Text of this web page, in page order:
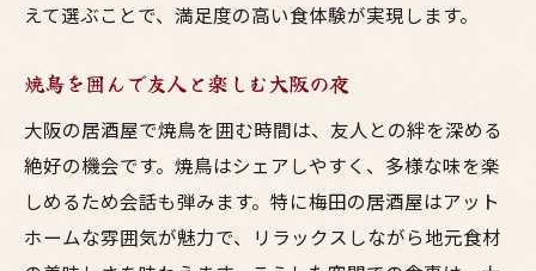
えて選ぶことで、満足度の高い食体験が実現します。
焼鳥を囲んで友人と楽しむ大阪の夜
大阪の居酒屋で焼鳥を囲む時間は、友人との絆を深める
絶好の機会です。焼鳥はシェアしやすく、多様な味を楽
しめるため会話も弾みます。特に梅田の居酒屋はアット
ホームな雰囲気が魅力で、リラックスしながら地元食材